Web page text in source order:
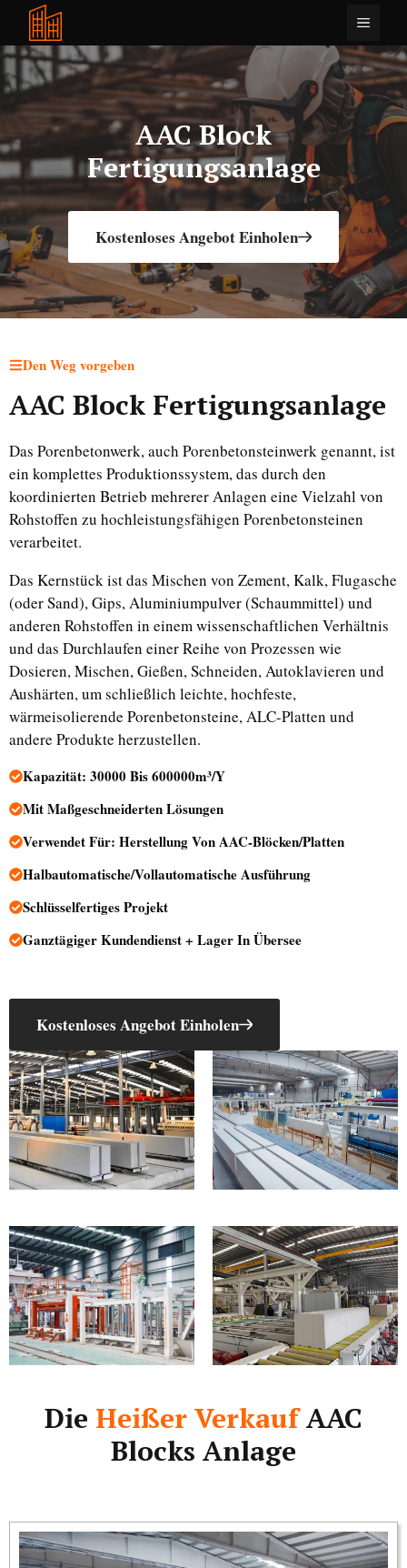
Inhalt
springen
Menü
AAC Block
Fertigungsanlage
Kostenloses Angebot Einholen
Den Weg vorgeben
AAC Block Fertigungsanlage
Das Porenbetonwerk, auch Porenbetonsteinwerk genannt, ist
ein komplettes Produktionssystem, das durch den
koordinierten Betrieb mehrerer Anlagen eine Vielzahl von
Rohstoffen zu hochleistungsfähigen Porenbetonsteinen
verarbeitet.
Das Kernstück ist das Mischen von Zement, Kalk, Flugasche
(oder Sand), Gips, Aluminiumpulver (Schaummittel) und
anderen Rohstoffen in einem wissenschaftlichen Verhältnis
und das Durchlaufen einer Reihe von Prozessen wie
Dosieren, Mischen, Gießen, Schneiden, Autoklavieren und
Aushärten, um schließlich leichte, hochfeste,
wärmeisolierende Porenbetonsteine, ALC-Platten und
andere Produkte herzustellen.
Kapazität: 30000 Bis 600000m³/Y
Mit Maßgeschneiderten Lösungen
Verwendet Für: Herstellung Von AAC-Blöcken/Platten
Halbautomatische/vollautomatische Ausführung
Schlüsselfertiges Projekt
Ganztägiger Kundendienst + Lager In Übersee
Kostenloses Angebot Einholen
Die Heißer VerkaufAAC
Blocks Anlage